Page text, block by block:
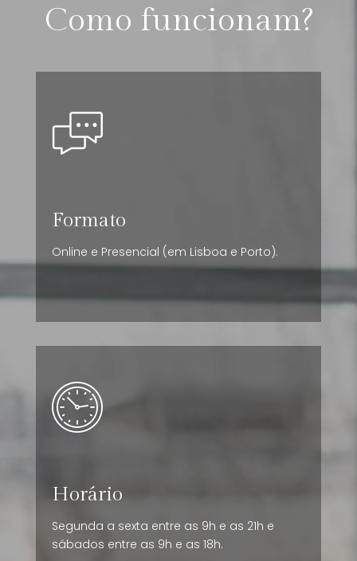
Como funcionam?
Formato
Online e Presencial (em Lisboa e Porto).
Horário
Segunda a sexta entre as 9h e as 21h e
sábados entre as 9h e as 18h.